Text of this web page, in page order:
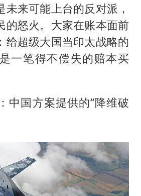
未来可能上台的反对派，
的怒火。大家在账本面前
给超级大国当印太战略的
一笔得不偿失的赔本买
中国方案提供的“降维破